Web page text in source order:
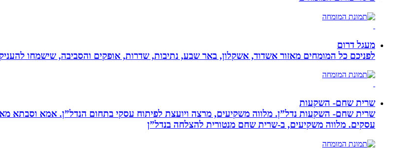
מעגל דרום
לפניכם כל המומחים מאזור אשדוד, אשקלון, באר שבע, נתיבות, שדרות, אופקים והסביבה, שישמחו להעניק
שרית שחם- השקעות
שרית שחם- השקעות נדל”ן. מלווה משקיעים, מרצה ויועצת לפיתוח עסקי בתחום הנדל”ן. אמא וסבתא
עסקים‏. ‏מלווה משקיעים, ב-‏שרית שחם מנטורית להצלחה בנדל”ן‏